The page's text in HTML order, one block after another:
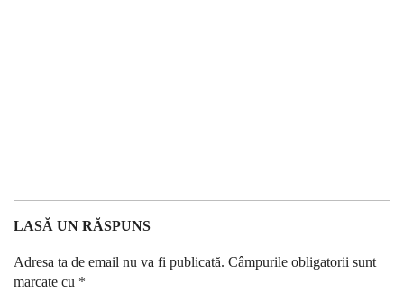
LASĂ UN RĂSPUNS
Adresa ta de email nu va fi publicată. Câmpurile obligatorii sunt
marcate cu *